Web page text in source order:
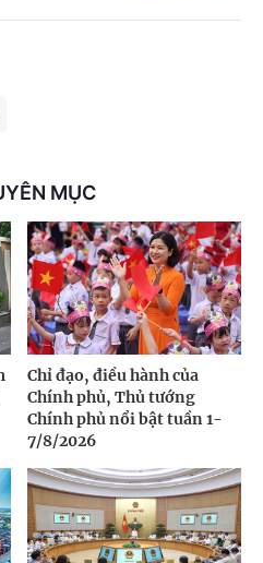
MỤC
Chỉ đạo, điều hành của
Chính phủ, Thủ tướng
Chính phủ nổi bật tuần 1-
7/8/2026